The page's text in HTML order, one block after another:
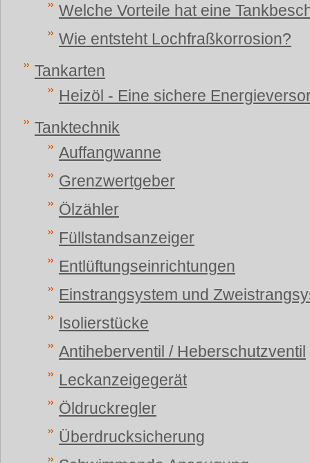
Welche Vorteile hat eine
Wie entsteht Lochfraßkorrosion?
Tankarten
Heizöl - Eine sichere
Tanktechnik
Auffangwanne
Grenzwertgeber
Ölzähler
Füllstandsanzeiger
Entlüftungseinrichtungen
Einstrangsystem und
Isolierstücke
Antiheberventil / Heberschutzventil
Leckanzeigegerät
Öldruckregler
Überdrucksicherung